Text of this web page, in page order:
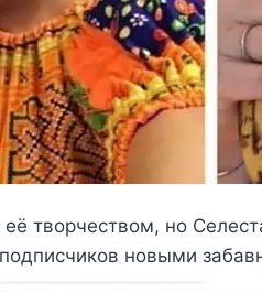
творчеством, но
новыми